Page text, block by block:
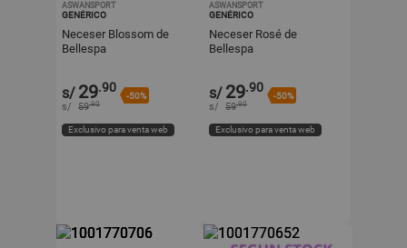
ASWANSPORT
GENÉRICO
Neceser Blossom de
Bellespa
s/ 29.90
-50%
s/ 59.90
Exclusivo para venta web
ASWANSPORT
GENÉRICO
Neceser Rosé de
Bellespa
s/ 29.90
-50%
s/ 59.90
Exclusivo para venta web